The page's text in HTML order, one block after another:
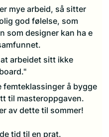
mye arbeid, så sitter
god følelse, som
som designer kan ha e
arbeidet sitt ikke
femteklassinger å bygge
til masteroppgaven.
av dette til sommer!
tid til en prat.